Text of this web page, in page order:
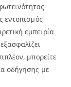
εντοπισμός
εμπειρία
μπορείτε
οδήγησης με